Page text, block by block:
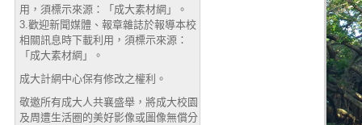
用，須標示來源：「成大素材網」。
3.歡迎新聞媒體、報章雜誌於報導本校
相關訊息時下載利用，須標示來源：
「成大素材網」。
成大計網中心保有修改之權利。
敬邀所有成大人共襄盛舉，將成大校園
及周遭生活圈的美好影像或圖像無償分